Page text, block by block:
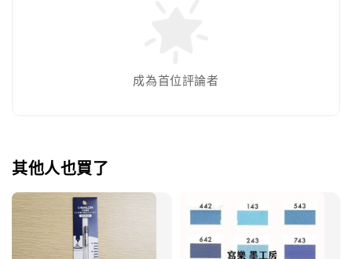
成為首位評論者
其他人也買了